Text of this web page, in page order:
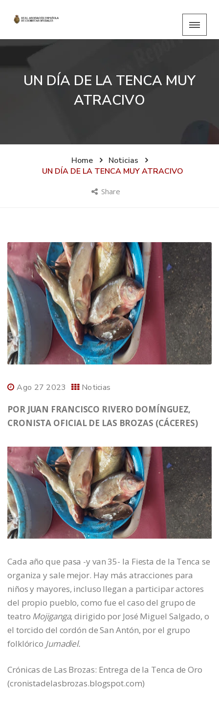
UN DÍA DE LA TENCA MUY
ATRACIVO
Home
Noticias
UN DÍA DE LA TENCA MUY ATRACIVO
Share
Ago 27 2023 Noticias
POR JUAN FRANCISCO RIVERO DOMÍNGUEZ,
CRONISTA OFICIAL DE LAS BROZAS (CÁCERES)
Cada año que pasa -y van 35- la Fiesta de la Tenca se
organiza y sale mejor. Hay más atracciones para
niños y mayores, incluso llegan a participar actores
del propio pueblo, como fue el caso del grupo de
teatro Mojiganga, dirigido por José Miguel Salgado, o
el torcido del cordón de San Antón, por el grupo
folklórico Jumadiel.
Crónicas de Las Brozas: Entrega de la Tenca de Oro
(cronistadelasbrozas.blogspot.com)